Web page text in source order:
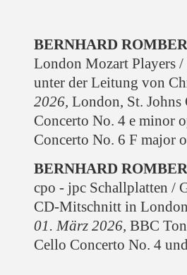
BERNHARD
London Mozart Players
unter der Leitung von
2026, London, St.
Concerto No. 4 e minor
Concerto No. 6 F major
BERNHARD
cpo - jpc Schallplatten /
CD-Mitschnitt in London
01. März 2026, BBC
Cello Concerto No. 4